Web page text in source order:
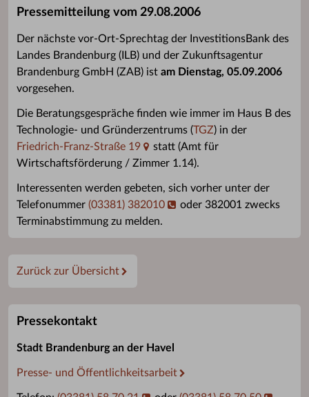
Pressemitteilung vom 29.08.2006
Der nächste vor-Ort-Sprechtag der InvestitionsBank des
Landes Brandenburg (ILB) und der Zukunftsagentur
Brandenburg GmbH (ZAB) ist am Dienstag, 05.09.2006
vorgesehen.
Die Beratungsgespräche finden wie immer im Haus B des
Technologie- und Gründerzentrums (TGZ) in der
Friedrich-Franz-Straße 19
statt (Amt für
Wirtschaftsförderung / Zimmer 1.14).
Interessenten werden gebeten, sich vorher unter der
Telefonummer (03381) 382010
oder 382001 zwecks
Terminabstimmung zu melden.
Zurück zur Übersicht
Pressekontakt
Stadt Brandenburg an der Havel
Presse- und Öffentlichkeitsarbeit